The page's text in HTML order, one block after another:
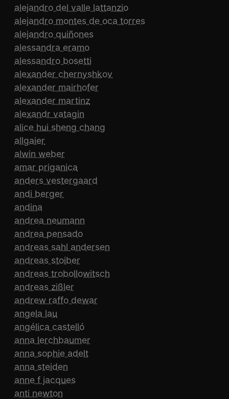
alejandro del valle lattanzio
alejandro montes de oca torres
alejandro quiñones
alessandra eramo
alessandro bosetti
alexander chernyshkov
alexander mairhofer
alexander martinz
alexandr vatagin
alice hui sheng chang
allgaier
alwin weber
amar priganica
anders vestergaard
andi berger
andina
andrea neumann
andrea pensado
andreas sahl andersen
andreas stoiber
andreas trobollowitsch
andreas zißler
andrew raffo dewar
angela lau
angélica castelló
anna lerchbaumer
anna sophie adelt
anna steiden
anne f jacques
anti newton